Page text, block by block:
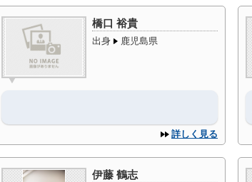
橋口 裕貴
出身 鹿児島県
詳しく見る
伊藤 鶴志